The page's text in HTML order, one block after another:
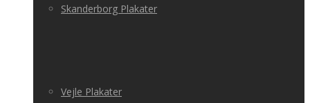
Skanderborg Plakater
Vejle Plakater